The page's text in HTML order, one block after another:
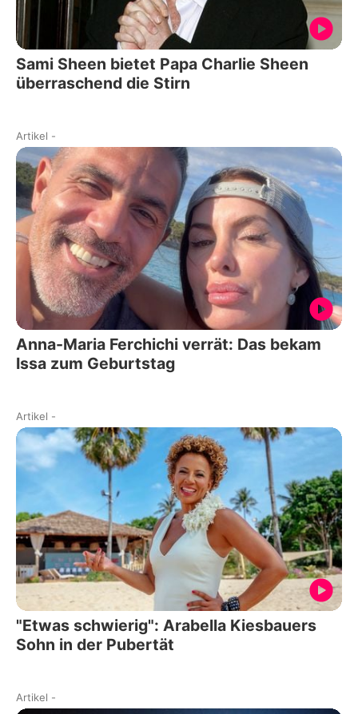
Sami Sheen bietet Papa Charlie Sheen
überraschend die Stirn
Artikel -
Anna-Maria Ferchichi verrät: Das bekam
Issa zum Geburtstag
Artikel -
"Etwas schwierig": Arabella Kiesbauers
Sohn in der Pubertät
Artikel -